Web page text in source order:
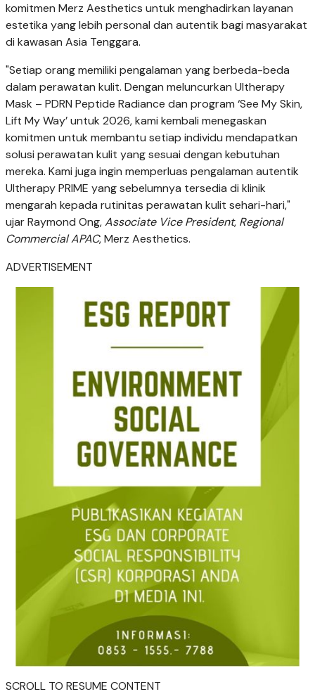
komitmen Merz Aesthetics untuk menghadirkan layanan
estetika yang lebih personal dan autentik bagi masyarakat
di kawasan Asia Tenggara.
"Setiap orang memiliki pengalaman yang berbeda-beda
dalam perawatan kulit. Dengan meluncurkan Ultherapy
Mask – PDRN Peptide Radiance dan program ‘See My Skin,
Lift My Way’ untuk 2026, kami kembali menegaskan
komitmen untuk membantu setiap individu mendapatkan
solusi perawatan kulit yang sesuai dengan kebutuhan
mereka. Kami juga ingin memperluas pengalaman autentik
Ultherapy PRIME yang sebelumnya tersedia di klinik
mengarah kepada rutinitas perawatan kulit sehari-hari,"
ujar Raymond Ong,Associate Vice President, Regional
Commercial APAC, Merz Aesthetics.
ADVERTISEMENT
SCROLL TO RESUME CONTENT